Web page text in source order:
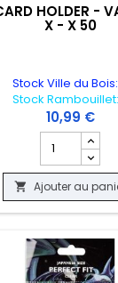
SHIELD X100
ULTIMATE
HOLDER -
X - X 50
Stock Ville du
Stock
10,99 €
Champ
 Ajouter au